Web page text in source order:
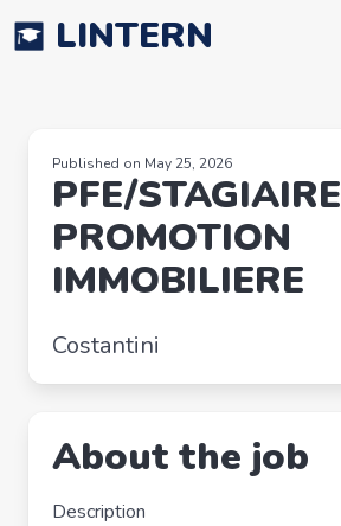
LINTERN
Published on May 25, 2026
PFE/STAGIAIRE
PROMOTION
IMMOBILIERE
Costantini
About the job
Description